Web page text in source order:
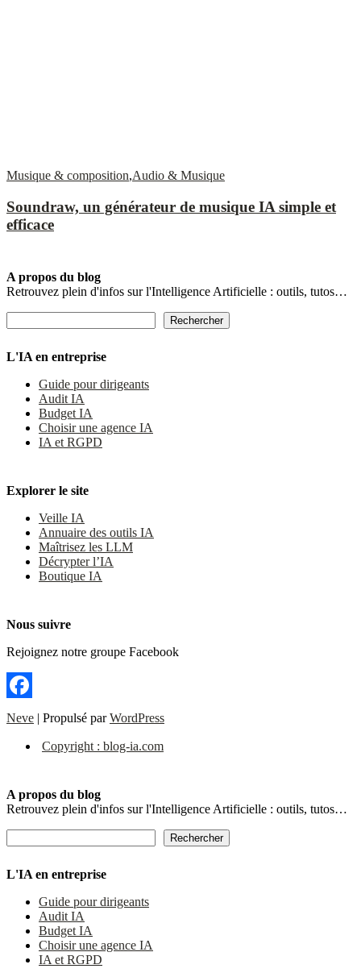
Musique & composition,Audio & Musique
Soundraw, un générateur de musique IA simple et
efficace
A propos du blog
Retrouvez plein d'infos sur l'Intelligence Artificielle : outils, tutos…
Rechercher
L'IA en entreprise
Guide pour dirigeants
Audit IA
Budget IA
Choisir une agence IA
IA et RGPD
Explorer le site
Veille IA
Annuaire des outils IA
Maîtrisez les LLM
Décrypter l’IA
Boutique IA
Nous suivre
Rejoignez notre groupe Facebook
Facebook
Neve | Propulsé parWordPress
Copyright : blog-ia.com
A propos du blog
Retrouvez plein d'infos sur l'Intelligence Artificielle : outils, tutos…
Rechercher
L'IA en entreprise
Guide pour dirigeants
Audit IA
Budget IA
Choisir une agence IA
IA et RGPD